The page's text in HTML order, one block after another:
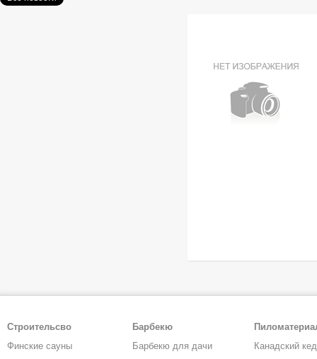
Строительсво
Финские сауны
Барбекю
Барбекю для дачи
Канадский